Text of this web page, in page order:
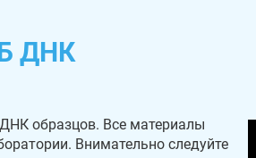
ДНК
образцов. Все материалы
Внимательно следуйте